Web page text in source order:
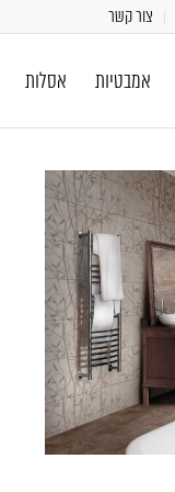
צור קשר
אמבטיות אסלות